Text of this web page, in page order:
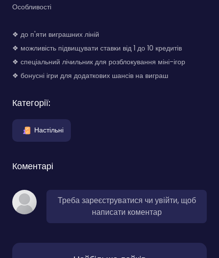
Особливості
❖ до п'яти виграшних ліній
❖ можливість підвищувати ставки від 1 до 10 кредитів
❖ спеціальний лічильник для розблокування міні-ігор
❖ бонусні ігри для додаткових шансів на виграш
Категорії:
Настільні
Коментарі
Треба зареєструватися чи увійти, щоб
написати коментар